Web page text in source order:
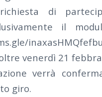
di
il
venerdì 21
verrà
giro.